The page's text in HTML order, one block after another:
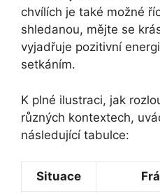
chvílích je také možné
shledanou, mějte se
vyjadřuje pozitivní
setkáním.
K plné ilustraci, jak
různých kontextech,
následující tabulce:
Situace